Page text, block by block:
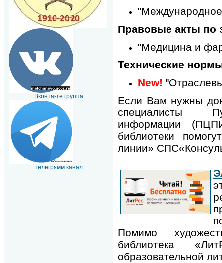
Вконтакте группа
телеграмм канал
.
Правовые акты по
"Медицина и
Технические
New!
Если Вам нужны
специалисты
информации
библиотеки
линии»
Помимо
библиотека
образовательной